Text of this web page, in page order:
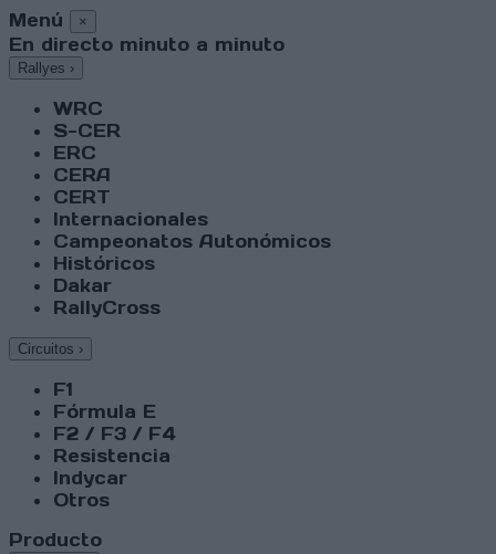
Menú ×
En directo minuto a minuto
Rallyes ›
WRC
S-CER
ERC
CERA
CERT
Internacionales
Campeonatos Autonómicos
Históricos
Dakar
RallyCross
Circuitos ›
F1
Fórmula E
F2 / F3 / F4
Resistencia
Indycar
Otros
Producto